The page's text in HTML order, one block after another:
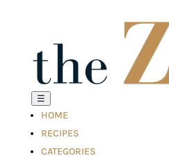
☰
HOME
RECIPES
CATEGORIES